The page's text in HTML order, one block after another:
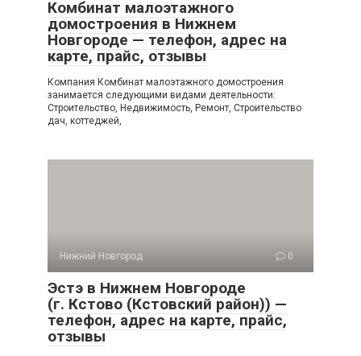
Комбинат малоэтажного
домостроения в Нижнем
Новгороде — телефон, адрес на
карте, прайс, отзывы
Компания Комбинат малоэтажного домостроения
занимается следующими видами деятельности:
Строительство, Недвижимость, Ремонт, Строительство
дач, коттеджей,
Нижний Новгород 0
Эстэ в Нижнем Новгороде
(г. Кстово (Кстовский район)) —
телефон, адрес на карте, прайс,
отзывы